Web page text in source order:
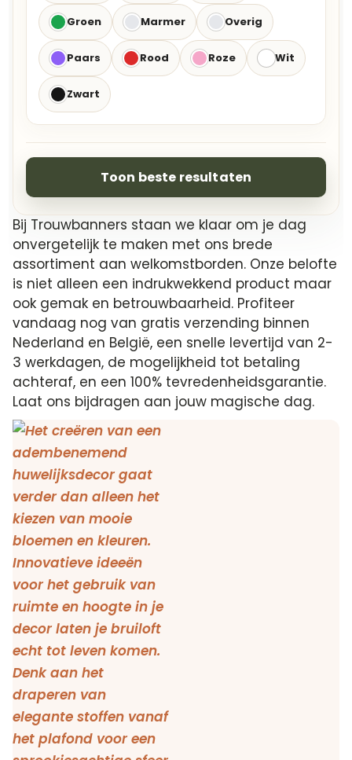
Groen Marmer Overig
Paars Rood Roze Wit
Zwart
Toon beste resultaten
Bij Trouwbanners staan we klaar om je dag
onvergetelijk te maken met ons brede
assortiment aan welkomstborden. Onze belofte
is niet alleen een indrukwekkend product maar
ook gemak en betrouwbaarheid. Profiteer
vandaag nog van gratis verzending binnen
Nederland en België, een snelle levertijd van 2-
3 werkdagen, de mogelijkheid tot betaling
achteraf, en een 100% tevredenheidsgarantie.
Laat ons bijdragen aan jouw magische dag.